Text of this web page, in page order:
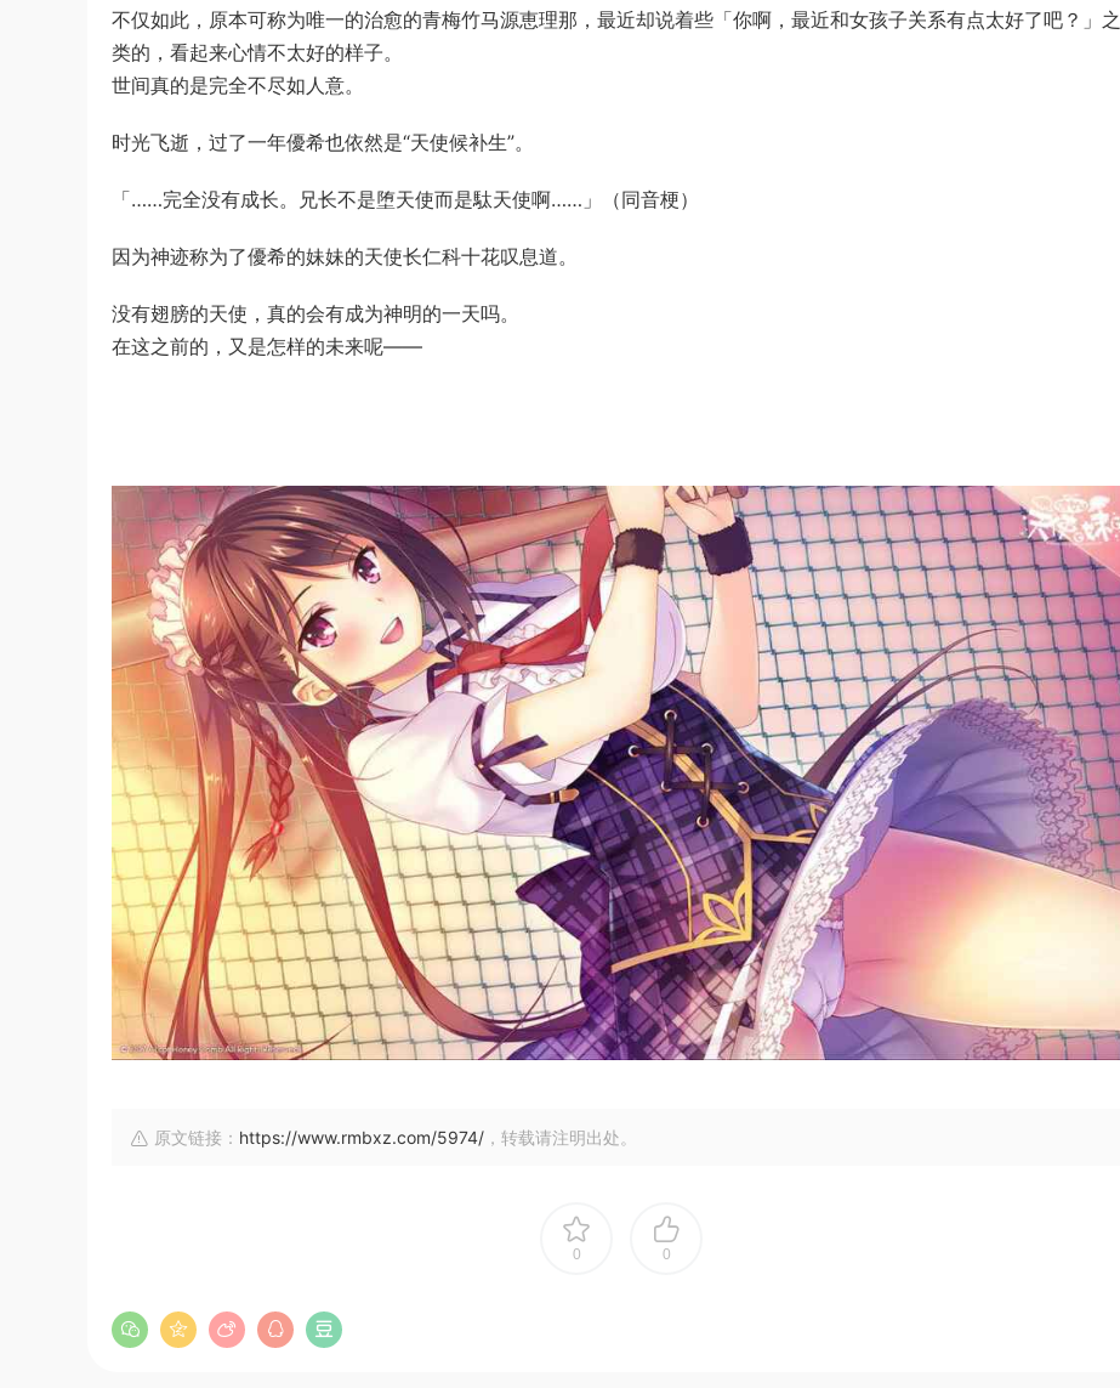
不仅如此，原本可称为唯一的治愈的青梅竹马源恵理那，最近却说着些「你啊，最近和女孩子关系有点太好了吧？」之
类的，看起来心情不太好的样子。
世间真的是完全不尽如人意。
时光飞逝，过了一年優希也依然是“天使候补生”。
「……完全没有成长。兄长不是堕天使而是駄天使啊……」（同音梗）
因为神迹称为了優希的妹妹的天使长仁科十花叹息道。
没有翅膀的天使，真的会有成为神明的一天吗。
在这之前的，又是怎样的未来呢——
原文链接： https://www.rmbxz.com/5974/ ，转载请注明出处。
0 0